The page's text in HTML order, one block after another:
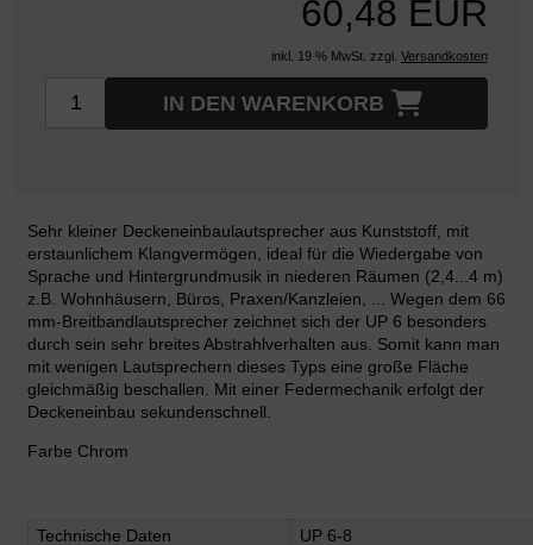
60,48 EUR
inkl. 19 % MwSt. zzgl. Versandkosten
IN DEN WARENKORB
Sehr kleiner Deckeneinbaulautsprecher aus Kunststoff, mit
erstaunlichem Klangvermögen, ideal für die Wiedergabe von
Sprache und Hintergrundmusik in niederen Räumen (2,4...4 m)
z.B. Wohnhäusern, Büros, Praxen/Kanzleien, ... Wegen dem 66
mm-Breitbandlautsprecher zeichnet sich der UP 6 besonders
durch sein sehr breites Abstrahlverhalten aus. Somit kann man
mit wenigen Lautsprechern dieses Typs eine große Fläche
gleichmäßig beschallen. Mit einer Federmechanik erfolgt der
Deckeneinbau sekundenschnell.
Farbe Chrom
Technische Daten
UP 6-8